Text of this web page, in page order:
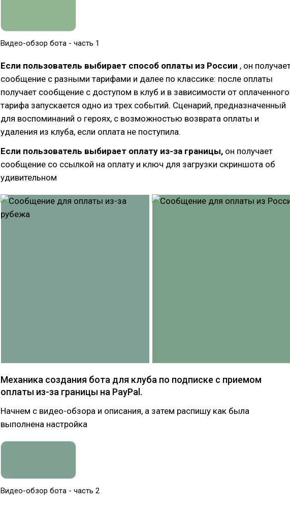
Видео-обзор бота - часть 1
Если пользователь выбирает способ оплаты из России , он
сообщение с разными тарифами и далее по классике: после оплаты
получает сообщение с доступом в клуб и в зависимости от оплаченного
тарифа запускается одно из трех событий. Сценарий, предназначенный
для воспоминаний о героях, с возможностью возврата оплаты и
удаления из клуба, если оплата не поступила.
Если пользователь выбирает оплату из-за границы, он получает
сообщение со ссылкой на оплату и ключ для загрузки скриншота об
удивительном
Механика создания бота для клуба по подписке с приемом
оплаты из-за границы на PayPal.
Начнем с видео-обзора и описания, а затем распишу как была
выполнена настройка
Видео-обзор бота - часть 2